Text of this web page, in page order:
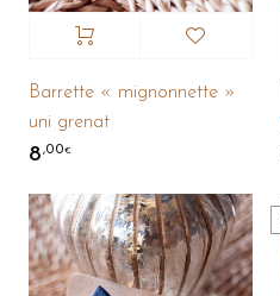
Barrette « mignonnette »
uni grenat
8,00€